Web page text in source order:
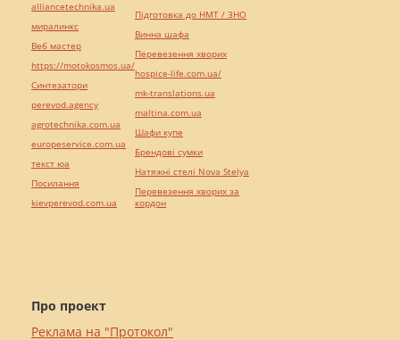
Про проект
Реклама на "Протокол"
alliancetechnika.ua
миралинкс
Веб мастер
https://motokosmos.ua/
Синтезатори
perevod.agency
agrotechnika.com.ua
europeservice.com.ua
текст юа
Посилання
kievperevod.com.ua
Підготовка до НМТ / ЗНО
Винна шафа
Перевезення хворих
hospice-life.com.ua/
mk-translations.ua
maltina.com.ua
Шафи купе
Брендові сумки
Натяжні стелі Nova Stelya
Перевезення хворих за
кордон